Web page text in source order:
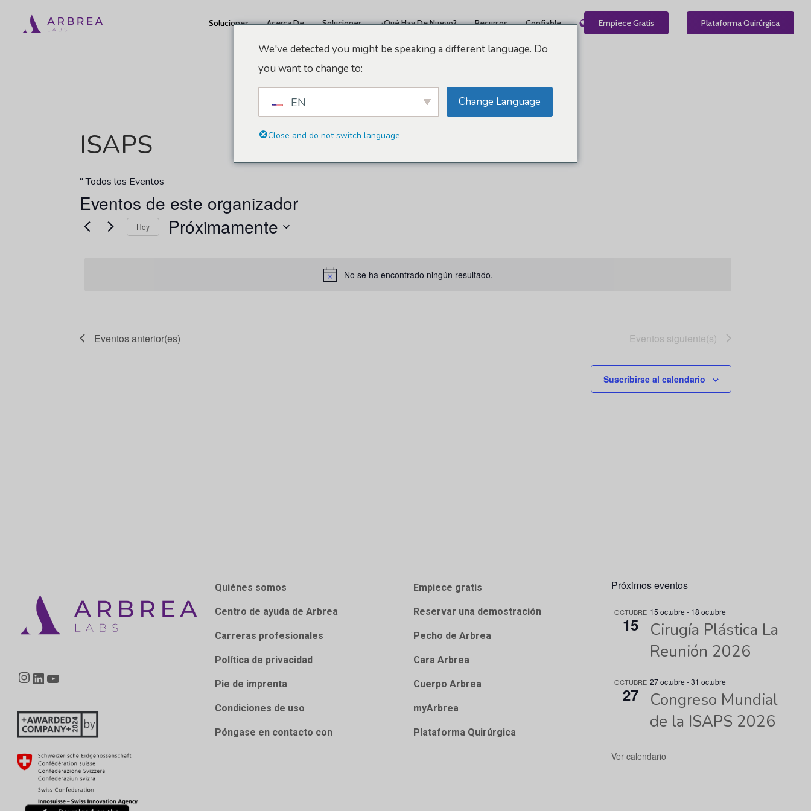
Soluciones Acerca De Soluciones ¿Qué Hay De Nuevo? Recursos Confiable ES
Empiece Gratis Plataforma Quirúrgica
ISAPS
" Todos los Eventos
Eventos de este organizador
Aviso
No se ha encontrado ningún resultado.
Hoy Próximamente
Eventosanterior(es) Eventos siguiente(s)
Suscribirse al calendario
Instagram
LinkedIn
Quiénes somos
Centro de ayuda de Arbrea
Carreras profesionales
Política de privacidad
Pie de imprenta
Condiciones de uso
Póngase en contacto con
Empiece gratis
Reservar una demostración
Pecho de Arbrea
Cara Arbrea
Cuerpo Arbrea
myArbrea
Plataforma Quirúrgica
Próximos eventos
OCTUBRE
15
15 octubre - 18 octubre
Cirugía Plástica La
Reunión 2026
OCTUBRE
27
27 octubre -31 octubre
Congreso Mundial
de la ISAPS 2026
Ver calendario
We've detected you might be speaking a different language. Do
you want to change to:
EN Change Language
Close and do not switch language